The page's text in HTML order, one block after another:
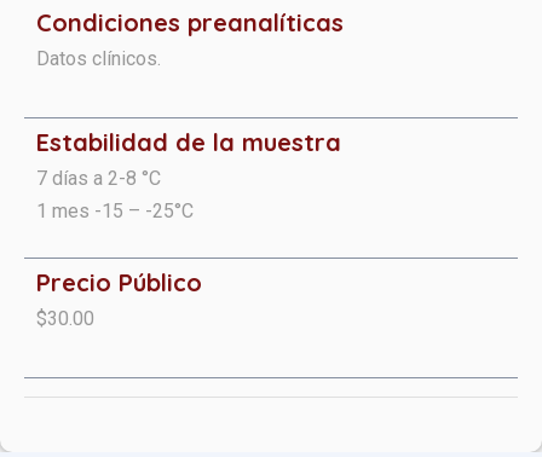
Condiciones preanalíticas​​​
Datos clínicos.
Estabilidad de la muestra
7 días a 2-8 °C
1 mes -15 – -25°C
Precio Público
$30.00